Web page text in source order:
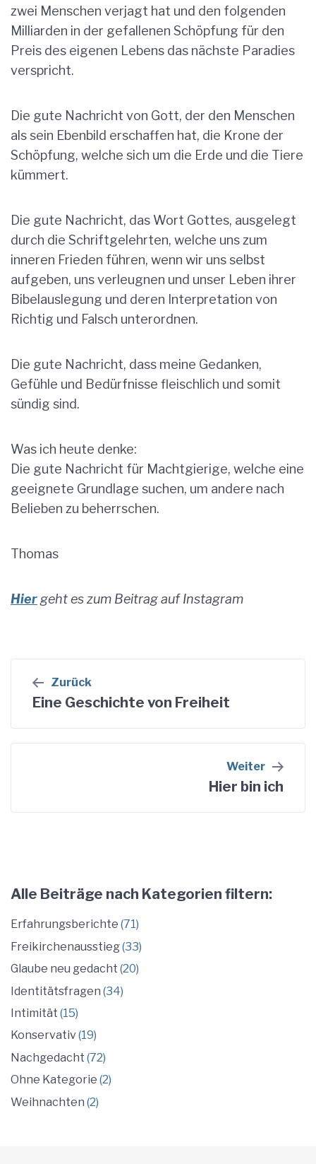
zwei Menschen verjagt hat und den folgenden
Milliarden in der gefallenen Schöpfung für den
Preis des eigenen Lebens das nächste Paradies
verspricht.
Die gute Nachricht von Gott, der den Menschen
als sein Ebenbild erschaffen hat, die Krone der
Schöpfung, welche sich um die Erde und die Tiere
kümmert.
Die gute Nachricht, das Wort Gottes, ausgelegt
durch die Schriftgelehrten, welche uns zum
inneren Frieden führen, wenn wir uns selbst
aufgeben, uns verleugnen und unser Leben ihrer
Bibelauslegung und deren Interpretation von
Richtig und Falsch unterordnen.
Die gute Nachricht, dass meine Gedanken,
Gefühle und Bedürfnisse fleischlich und somit
sündig sind.
Was ich heute denke:
Die gute Nachricht für Machtgierige, welche eine
geeignete Grundlage suchen, um andere nach
Belieben zu beherrschen.
Thomas
Hiergeht es zum Beitrag auf Instagram
Zurück
Eine Geschichte von Freiheit
Weiter
Hier bin ich
Alle Beiträge nach Kategorien filtern:
Erfahrungsberichte (71)
Freikirchenausstieg(33)
Glaube neu gedacht (20)
Identitätsfragen (34)
Intimität (15)
Konservativ(19)
Nachgedacht (72)
Ohne Kategorie (2)
Weihnachten (2)